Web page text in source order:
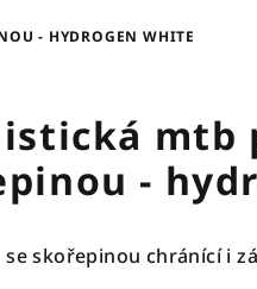
- HYDROGEN WHITE
-
se skořepinou chránící i